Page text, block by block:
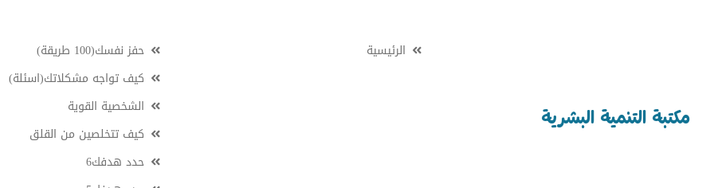
مكتبة التنمية البشرية
الرئيسية
حفز نفسك(100 طريقة)
كيف تواجه مشكلاتك(اسئلة)
الشخصية القوية
كيف تتخلصين من القلق
حدد هدفك6